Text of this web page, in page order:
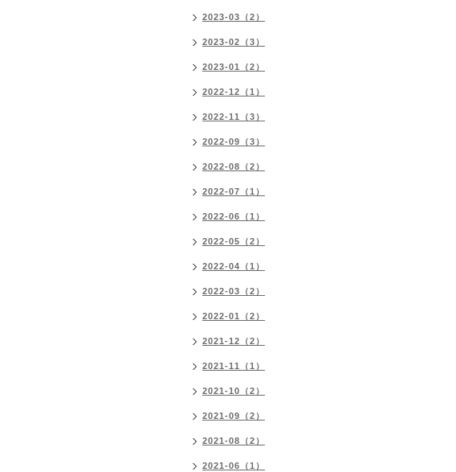
2023-03（2）
2023-02（3）
2023-01（2）
2022-12（1）
2022-11（3）
2022-09（3）
2022-08（2）
2022-07（1）
2022-06（1）
2022-05（2）
2022-04（1）
2022-03（2）
2022-01（2）
2021-12（2）
2021-11（1）
2021-10（2）
2021-09（2）
2021-08（2）
2021-06（1）